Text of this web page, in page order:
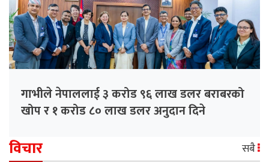
गाभीले नेपाललाई ३ करोड ९६ लाख डलर बराबरको
खोप र १ करोड ८० लाख डलर अनुदान दिने
विचार सबै